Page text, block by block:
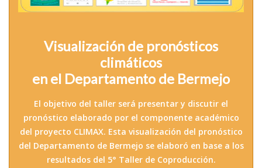
Visualización de pronósticos
climáticos
en el Departamento de Bermejo
El objetivo del taller será presentar y discutir el
pronóstico elaborado por el componente académico
del proyecto CLIMAX. Esta visualización del pronóstico
del Departamento de Bermejo se elaboró en base a los
resultados del 5° Taller de Coproducción.